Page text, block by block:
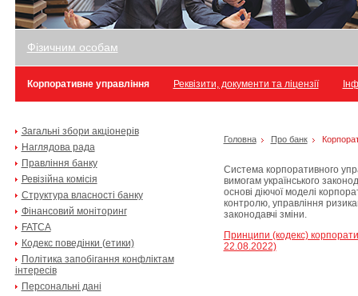
Фізичним особам
Корпоративне управління Реквізити, документи та ліцензії
Загальні збори акціонерів
Наглядова рада
Правління банку
Ревізійна комісія
Структура власності банку
Фінансовий моніторинг
FATCA
Кодекс поведінки (етики)
Політика запобігання конфліктам
інтересів
Персональні дані
Головна Про банк
Система корпоративного
вимогам українського
основі діючої моделі
контролю, управління
законодавчі зміни.
Принципи (кодекс)
22.08.2022)